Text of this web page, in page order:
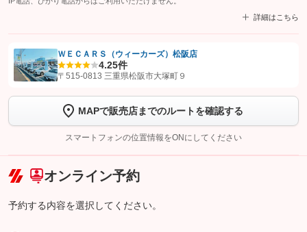
詳細はこちら
【STEP1】認証画面でグーネットを友だち追加してから「許可する」ボタンを押
トーク画面で
ボタンをタップして問い合わせを
完了してください。
こちら
ＷＥＣＡＲＳ（ウィーカーズ）松阪店
4.25件
〒515-0813 三重県松阪市大塚町９
MAPで販売店までのルートを確認する
スマートフォンの位置情報をONにしてください
オンライン予約
予約する内容を選択してください。